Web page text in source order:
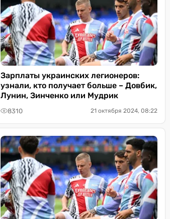
Зарплаты украинских легионеров:
узнали, кто получает больше – Довбик,
Лунин, Зинченко или Мудрик
8310 21 октября 2024, 08:22